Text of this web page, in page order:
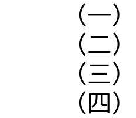
（一）
（二）
（三）
（四）